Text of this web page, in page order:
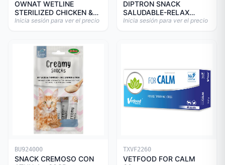
OWNAT WETLINE
STERILIZED CHICKEN &
TURKEY CAT 85gr
Inicia sesión para ver el precio
DIPTRON SNACK
SALUDABLE-RELAX
150GR
Inicia sesión para ver el precio
BU924000
SNACK CREMOSO CON
TXVF2260
VETFOOD FOR CALM